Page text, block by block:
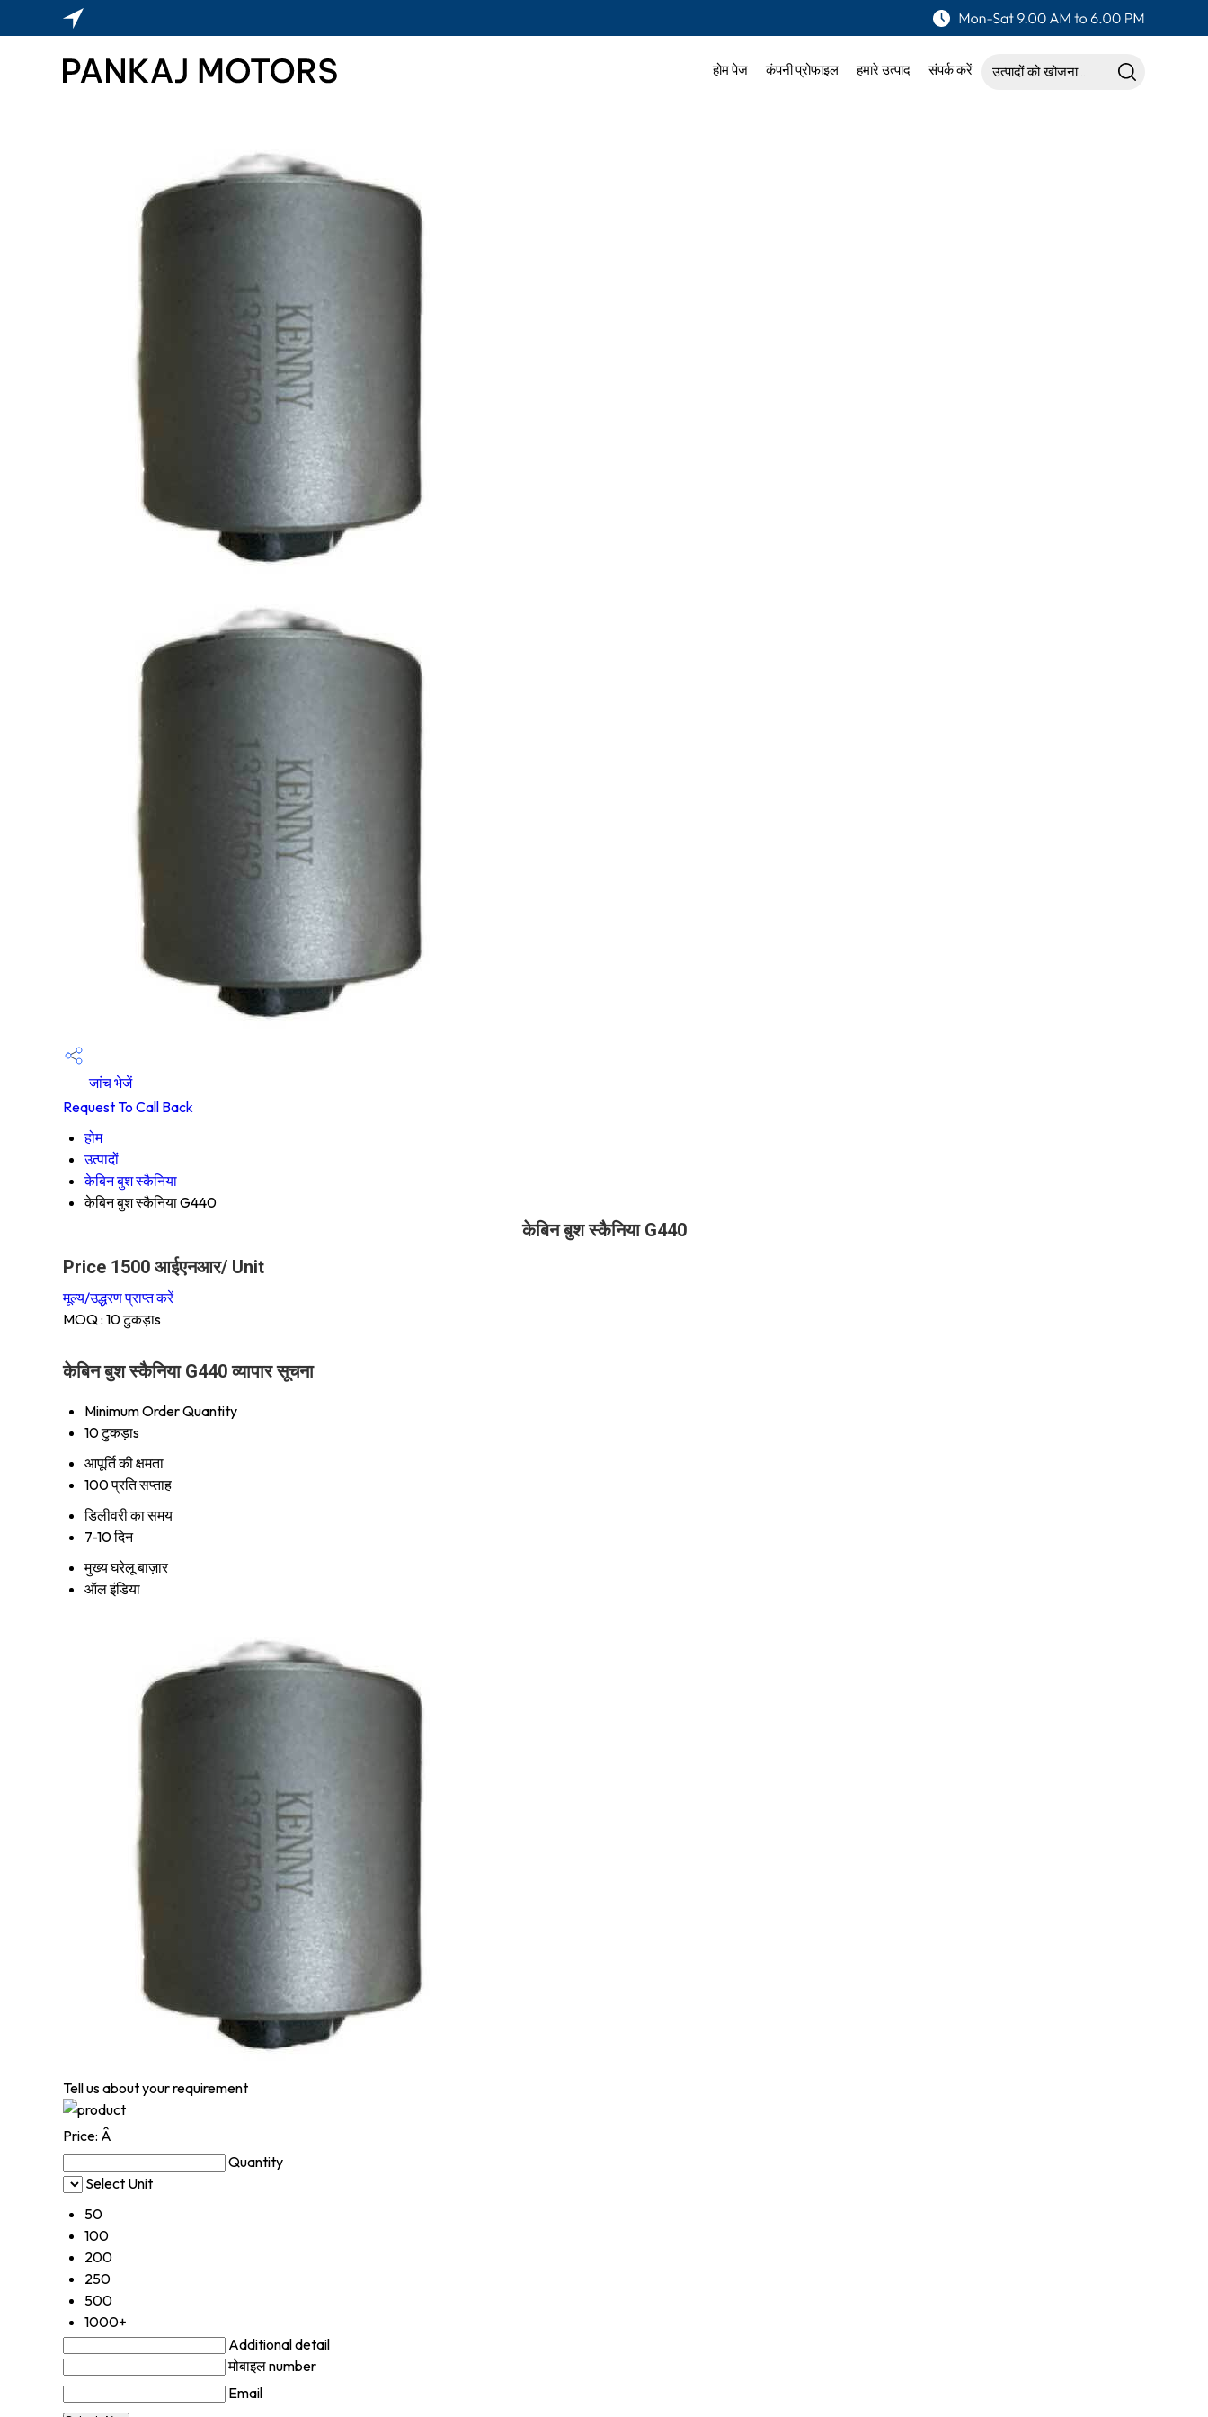
होम पेज कंपनी प्रोफाइल हमारे उत्पाद संपर्क करें
जांच भेजें
Request To Call Back
होम
उत्पादों
केबिन बुश स्कैनिया
केबिन बुश स्कैनिया G440
केबिन बुश स्कैनिया G440
Price 1500 आईएनआर/ Unit
मूल्य/उद्धरण प्राप्त करें
MOQ : 10 टुकड़ाs
केबिन बुश स्कैनिया G440 व्यापार सूचना
Minimum Order Quantity
10 टुकड़ाs
आपूर्ति की क्षमता
100 प्रति सप्ताह
डिलीवरी का समय
7-10 दिन
मुख्य घरेलू बाज़ार
ऑल इंडिया
Tell us about your requirement
Price: Â
Quantity
Select Unit
50
100
200
250
500
1000+
Additional detail
मोबाइल number
Email